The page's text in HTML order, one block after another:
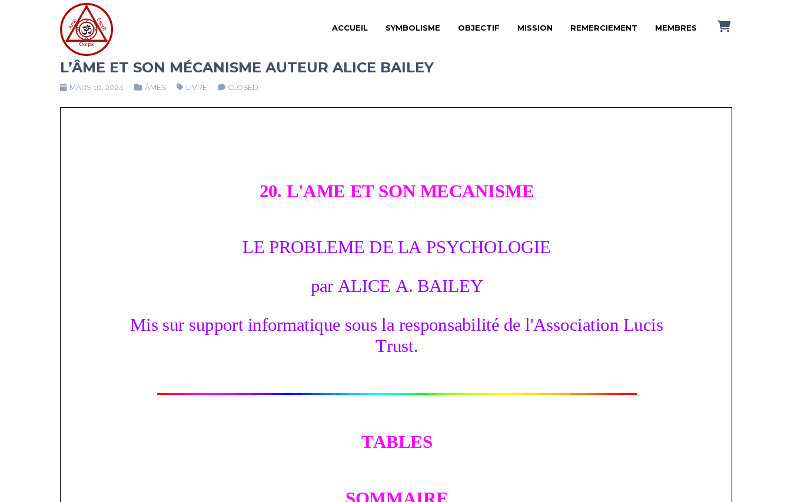
ACCUEIL SYMBOLISME OBJECTIF MISSION REMERCIEMENT MEMBRES
L’ÂME ET SON MÉCANISME AUTEUR ALICE BAILEY
MARS 16, 2024 ÂMES LIVRE CLOSED